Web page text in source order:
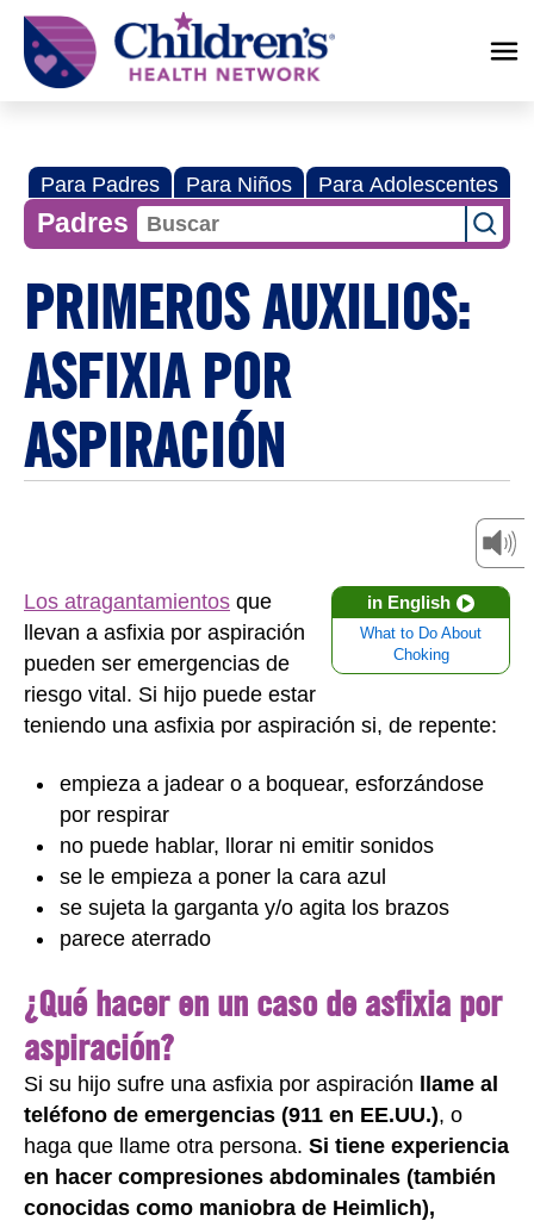
Children's
Health
Network
Para Padres Para Niños Para Adolescentes
Padres
PRIMEROS AUXILIOS:
ASFIXIA POR
ASPIRACIÓN
in English
What to Do About
Choking
Los atragantamientos que
llevan a asfixia por aspiración
pueden ser emergencias de
riesgo vital. Si hijo puede estar
teniendo una asfixia por aspiración si, de repente:
empieza a jadear o a boquear, esforzándose
por respirar
no puede hablar, llorar ni emitir sonidos
se le empieza a poner la cara azul
se sujeta la garganta y/o agita los brazos
parece aterrado
¿Qué hacer en un caso de asfixia por
aspiración?
Si su hijo sufre una asfixia por aspiración llame al
teléfono de emergencias (911 en EE.UU.), o
haga que llame otra persona. Si tiene experiencia
en hacer compresiones abdominales (también
conocidas como maniobra de Heimlich),